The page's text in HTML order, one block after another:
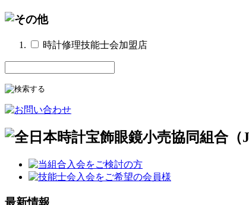
時計修理技能士会加盟店
最新情報